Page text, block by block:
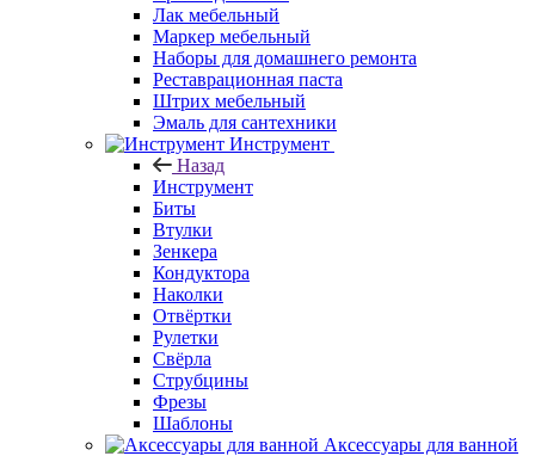
Лак мебельный
Маркер мебельный
Наборы для домашнего ремонта
Реставрационная паста
Штрих мебельный
Эмаль для сантехники
Инструмент
Назад
Инструмент
Биты
Втулки
Зенкера
Кондуктора
Наколки
Отвёртки
Рулетки
Свёрла
Струбцины
Фрезы
Шаблоны
Аксессуары для ванной